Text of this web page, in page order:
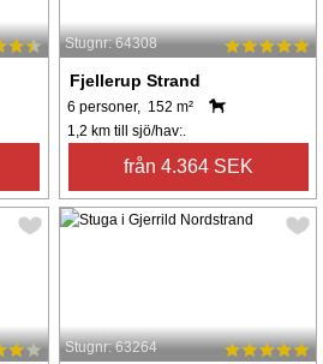
Stugnr: 64308
Fjellerup Strand
6 personer, 152 m²
1,2 km till sjö/hav:.
från 4.364 SEK
Stugnr: 63264